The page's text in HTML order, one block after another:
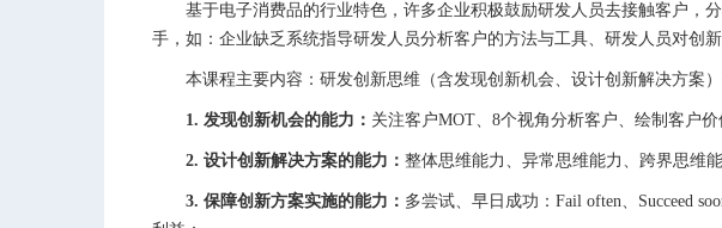
基于电子消费品的行业特色，许多企业积极鼓励研发人员去接触客户，
手，如：企业缺乏系统指导研发人员分析客户的方法与工具、研发人员对创
本课程主要内容：研发创新思维（含发现创新机会、设计创新解决方案）
1. 发现创新机会的能力： 关注客户MOT、8个视角分析客户、绘制客户价
2. 设计创新解决方案的能力： 整体思维能力、异常思维能力、跨界思维
3. 保障创新方案实施的能力： 多尝试、早日成功：Fail often、Succeed